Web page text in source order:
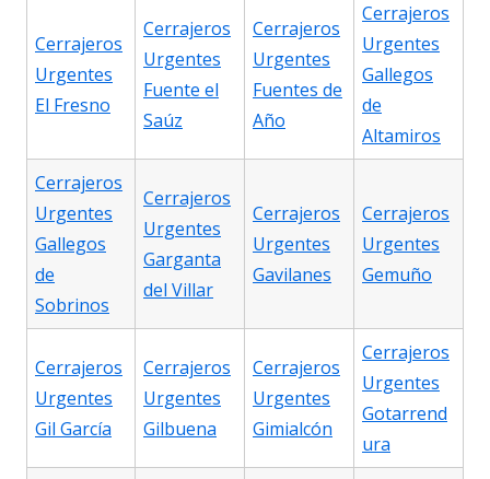
Cerrajeros
Urgentes
El Fresno
Cerrajeros
Urgentes
Fuente el
Saúz
Cerrajeros
Urgentes
Fuentes de
Año
Cerrajeros
Urgentes
Gallegos
de
Altamiros
Cerrajeros
Urgentes
Gallegos
de
Sobrinos
Cerrajeros
Urgentes
Garganta
del Villar
Cerrajeros
Urgentes
Gavilanes
Cerrajeros
Urgentes
Gemuño
Cerrajeros
Urgentes
Gil García
Cerrajeros
Urgentes
Gilbuena
Cerrajeros
Urgentes
Gimialcón
Cerrajeros
Urgentes
Gotarrend
ura